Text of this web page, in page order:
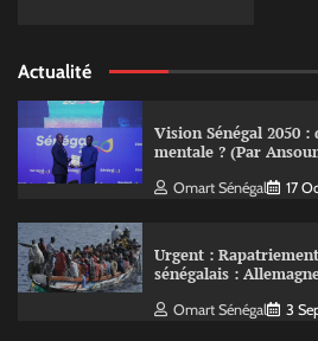
Actualité
Vision Sénégal 2050
mentale ? (Par
Omart Sénégal 17
Urgent :
sénégalais :
Omart Sénégal 3